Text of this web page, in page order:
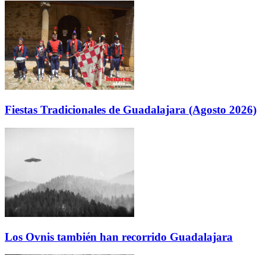
Fiestas Tradicionales de Guadalajara (Agosto 2026)
Los Ovnis también han recorrido Guadalajara